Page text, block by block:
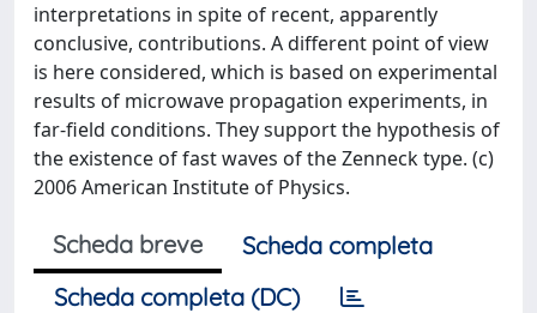
interpretations in spite of recent, apparently
conclusive, contributions. A different point of view
is here considered, which is based on experimental
results of microwave propagation experiments, in
far-field conditions. They support the hypothesis of
the existence of fast waves of the Zenneck type. (c)
2006 American Institute of Physics.
Scheda breve
Scheda completa
Scheda completa (DC)